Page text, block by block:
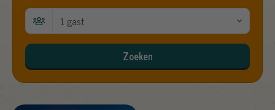
1 gast
Zoeken